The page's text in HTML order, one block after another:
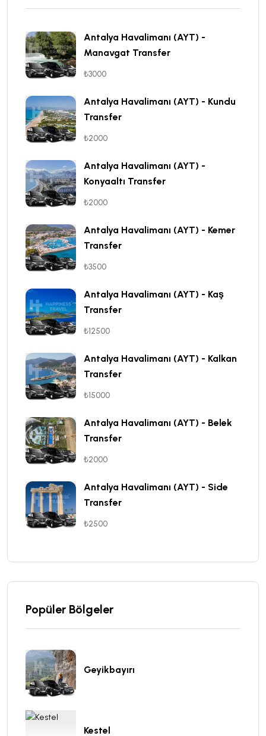
Antalya Havalimanı (AYT) -
Manavgat Transfer
₺3000
Antalya Havalimanı (AYT) - Kundu
Transfer
₺2000
Antalya Havalimanı (AYT) -
Konyaaltı Transfer
₺2000
Antalya Havalimanı (AYT) - Kemer
Transfer
₺3500
Antalya Havalimanı (AYT) - Kaş
Transfer
₺12500
Antalya Havalimanı (AYT) - Kalkan
Transfer
₺15000
Antalya Havalimanı (AYT) - Belek
Transfer
₺2000
Antalya Havalimanı (AYT) - Side
Transfer
₺2500
Popüler Bölgeler
Geyikbayırı
Kestel